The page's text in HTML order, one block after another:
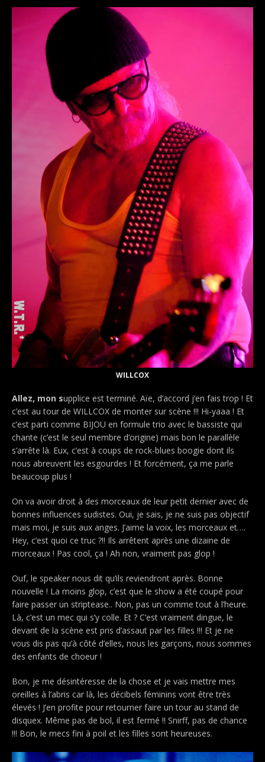
WILLCOX
Allez, mon supplice est terminé. Aïe, d’accord j’en fais trop ! Et
c’est au tour de WILLCOX de monter sur scène !!! Hi-yaaa ! Et
c’est parti comme BIJOU en formule trio avec le bassiste qui
chante (c’est le seul membre d’origine) mais bon le parallèle
s’arrête là. Eux, c’est à coups de rock-blues boogie dont ils
nous abreuvent les esgourdes ! Et forcément, ça me parle
beaucoup plus !
On va avoir droit à des morceaux de leur petit dernier avec de
bonnes influences sudistes. Oui, je sais, je ne suis pas objectif
mais moi, je suis aux anges. J’aime la voix, les morceaux et….
Hey, c’est quoi ce truc ?!! Ils arrêtent après une dizaine de
morceaux ! Pas cool, ça ! Ah non, vraiment pas glop !
Ouf, le speaker nous dit qu’ils reviendront après. Bonne
nouvelle ! La moins glop, c’est que le show a été coupé pour
faire passer un striptease.. Non, pas un comme tout à l’heure.
Là, c’est un mec qui s’y colle. Et ? C’est vraiment dingue, le
devant de la scène est pris d’assaut par les filles !!! Et je ne
vous dis pas qu’à côté d’elles, nous les garçons, nous sommes
des enfants de choeur !
Bon, je me désintéresse de la chose et je vais mettre mes
oreilles à l’abris car là, les décibels féminins vont être très
élevés ! J’en profite pour retourner faire un tour au stand de
disquex. Même pas de bol, il est fermé !! Snirff, pas de chance
!!! Bon, le mecs fini à poil et les filles sont heureuses.